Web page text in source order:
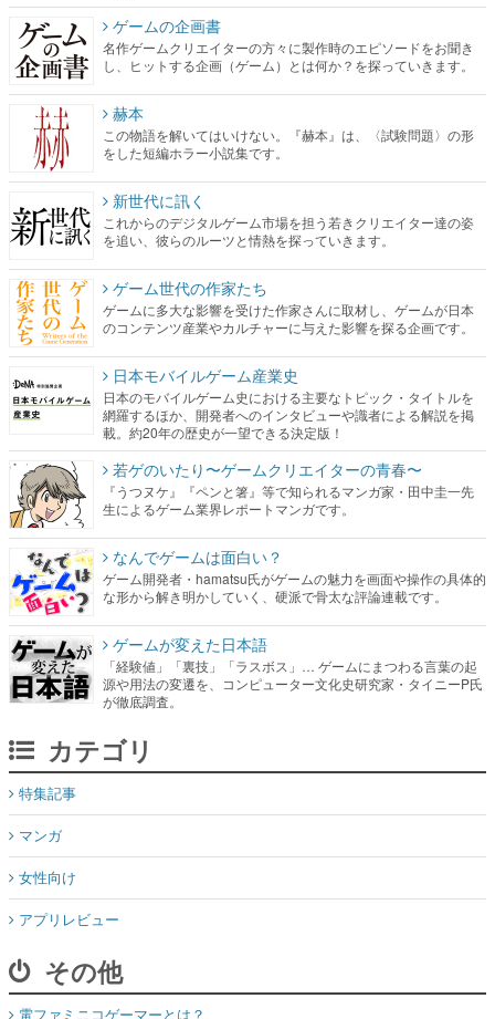
ゲームの企画書
名作ゲームクリエイターの方々に製作時のエピソードをお聞き
し、ヒットする企画（ゲーム）とは何か？を探っていきます。
赫本
この物語を解いてはいけない。『赫本』は、〈試験問題〉の形
をした短編ホラー小説集です。
新世代に訊く
これからのデジタルゲーム市場を担う若きクリエイター達の姿
を追い、彼らのルーツと情熱を探っていきます。
ゲーム世代の作家たち
ゲームに多大な影響を受けた作家さんに取材し、ゲームが日本
のコンテンツ産業やカルチャーに与えた影響を探る企画です。
日本モバイルゲーム産業史
日本のモバイルゲーム史における主要なトピック・タイトルを
網羅するほか、開発者へのインタビューや識者による解説を掲
載。約20年の歴史が一望できる決定版！
若ゲのいたり〜ゲームクリエイターの青春〜
『うつヌケ』『ペンと箸』等で知られるマンガ家・田中圭一先
生によるゲーム業界レポートマンガです。
なんでゲームは面白い？
ゲーム開発者・hamatsu氏がゲームの魅力を画面や操作の具体的
な形から解き明かしていく、硬派で骨太な評論連載です。
ゲームが変えた日本語
「経験値」「裏技」「ラスボス」… ゲームにまつわる言葉の起
源や用法の変遷を、コンピューター文化史研究家・タイニーP氏
が徹底調査。
カテゴリ
特集記事
マンガ
女性向け
アプリレビュー
その他
電ファミニコゲーマーとは？